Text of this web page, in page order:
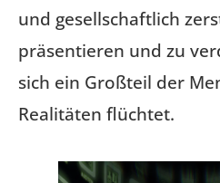
und gesellschaftlich
präsentieren und zu
sich ein Großteil der
Realitäten flüchtet.